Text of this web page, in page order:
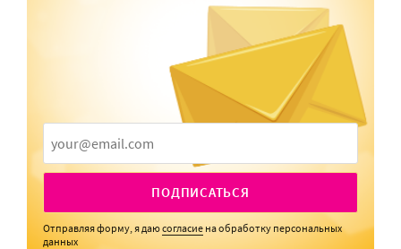
ПОДПИСАТЬСЯ
Отправляя форму, я даюсогласие на обработку персональных
данных